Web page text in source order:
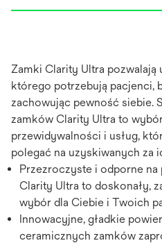
Zamki Clarity Ultra pozwalają
którego potrzebują pacjenci,
zachowując pewność siebie.
zamków Clarity Ultra to
przewidywalności i usług,
polegać na uzyskiwanych za
Przezroczyste i odporne na
Clarity Ultra to doskonały,
wybór dla Ciebie i Twoich
Innowacyjne, gładkie
ceramicznych zamków